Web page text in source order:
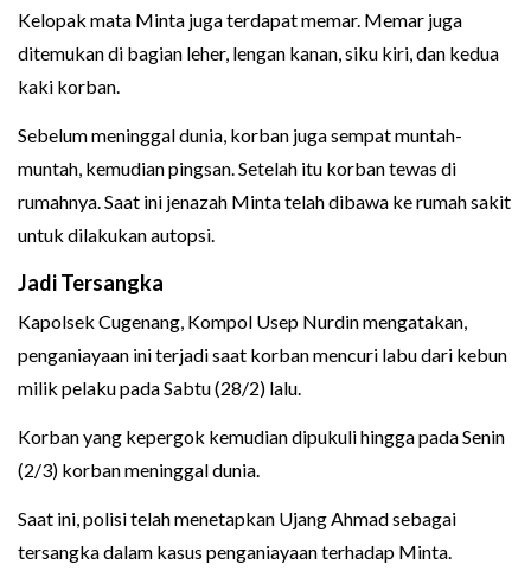
Kelopak mata Minta juga terdapat memar. Memar juga
ditemukan di bagian leher, lengan kanan, siku kiri, dan kedua
kaki korban.
Sebelum meninggal dunia, korban juga sempat muntah-
muntah, kemudian pingsan. Setelah itu korban tewas di
rumahnya. Saat ini jenazah Minta telah dibawa ke rumah sakit
untuk dilakukan autopsi.
Jadi Tersangka
Kapolsek Cugenang, Kompol Usep Nurdin mengatakan,
penganiayaan ini terjadi saat korban mencuri labu dari kebun
milik pelaku pada Sabtu (28/2) lalu.
Korban yang kepergok kemudian dipukuli hingga pada Senin
(2/3) korban meninggal dunia.
Saat ini, polisi telah menetapkan Ujang Ahmad sebagai
tersangka dalam kasus penganiayaan terhadap Minta.